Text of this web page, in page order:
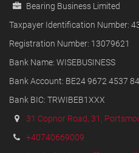
Bearing Business Limited
Taxpayer Identification Number:
Registration Number: 13079621
Bank Name: WISEBUSINESS
Bank Account: BE24 9672 4537
Bank BIC: TRWIBEB1XXX
31 Copnor Road, 31,
+40740669009